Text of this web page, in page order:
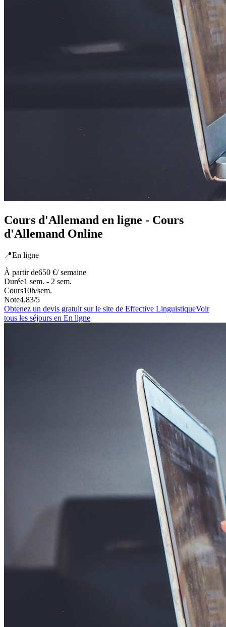
Cours d'Allemand en ligne - Cours
d'Allemand Online
📍En ligne
À partir de650 €/ semaine
Durée1 sem. - 2 sem.
Cours10h/sem.
Note4.83/5
Obtenez un devis gratuit sur le site de Effective LinguistiqueVoir
tous les séjours en En ligne